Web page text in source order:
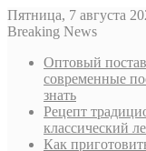
Пятница, 7 августа
Breaking News
Оптовый
современные
знать
Рецепт
классический
Как